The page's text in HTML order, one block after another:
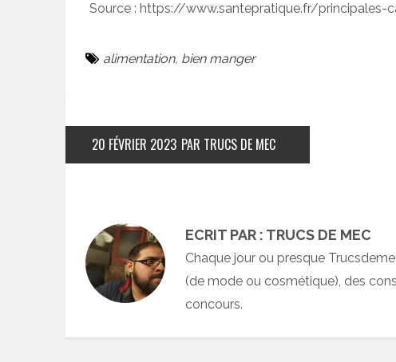
Source : https://www.santepratique.fr/principales-
alimentation, bien manger
20 FÉVRIER 2023 PAR TRUCS DE MEC
ECRIT PAR : TRUCS DE MEC
Chaque jour ou presque
(de mode ou cosmétique), des
concours.